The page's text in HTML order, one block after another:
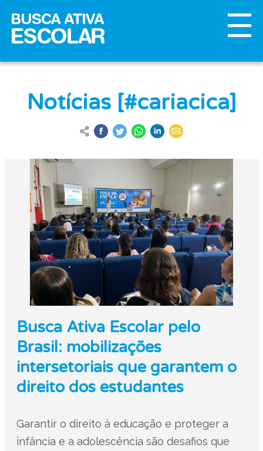
Notícias [#cariacica]
Busca Ativa Escolar pelo
Brasil: mobilizações
intersetoriais que garantem o
direito dos estudantes
Garantir o direito à educação e proteger a
infância e a adolescência são desafios que